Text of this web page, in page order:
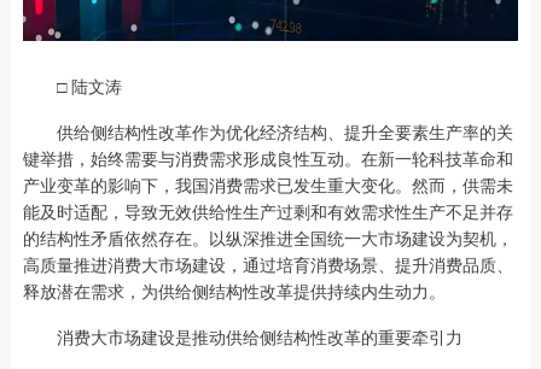
□ 陆文涛
供给侧结构性改革作为优化经济结构、提升全要素生产率的关
键举措，始终需要与消费需求形成良性互动。在新一轮科技革命和
产业变革的影响下，我国消费需求已发生重大变化。然而，供需未
能及时适配，导致无效供给性生产过剩和有效需求性生产不足并存
的结构性矛盾依然存在。以纵深推进全国统一大市场建设为契机，
高质量推进消费大市场建设，通过培育消费场景、提升消费品质、
释放潜在需求，为供给侧结构性改革提供持续内生动力。
消费大市场建设是推动供给侧结构性改革的重要牵引力